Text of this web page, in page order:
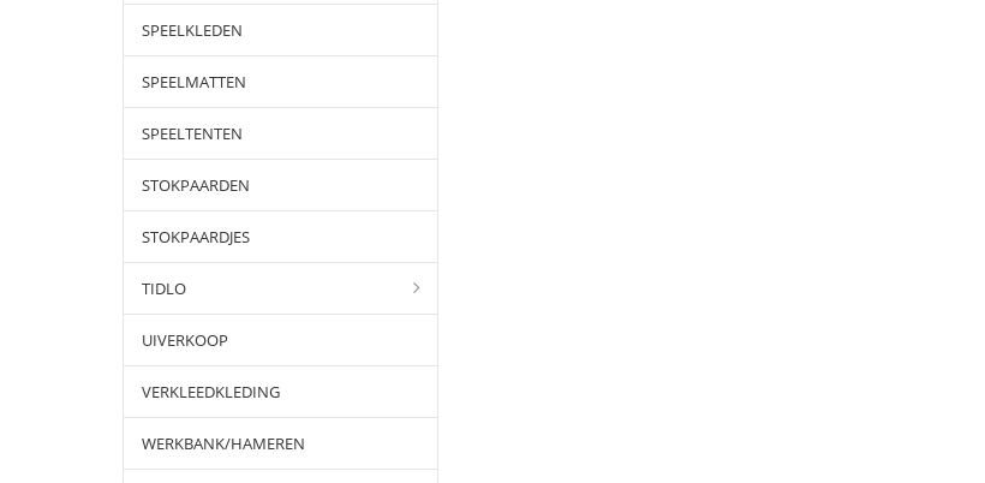
SPEELKLEDEN
SPEELMATTEN
SPEELTENTEN
STOKPAARDEN
STOKPAARDJES
TIDLO
UIVERKOOP
VERKLEEDKLEDING
WERKBANK/HAMEREN